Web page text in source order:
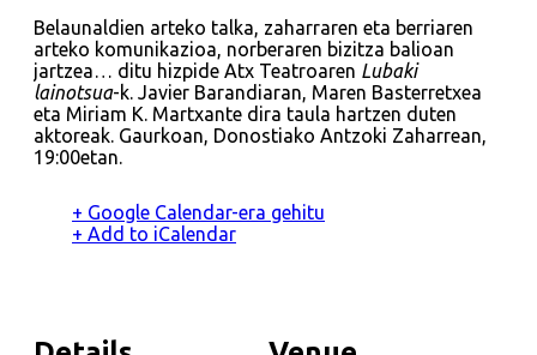
Belaunaldien arteko talka, zaharraren eta berriaren
arteko komunikazioa, norberaren bizitza balioan
jartzea… ditu hizpide Atx Teatroaren Lubaki
lainotsua-k. Javier Barandiaran, Maren Basterretxea
eta Miriam K. Martxante dira taula hartzen duten
aktoreak. Gaurkoan, Donostiako Antzoki Zaharrean,
19:00etan.
+ Google Calendar-era gehitu
+ Add to iCalendar